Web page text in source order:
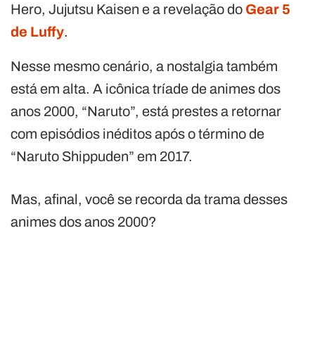
Hero, Jujutsu Kaisen e a revelação do Gear 5
de Luffy.
Nesse mesmo cenário, a nostalgia também
está em alta. A icônica tríade de animes dos
anos 2000, “Naruto”, está prestes a retornar
com episódios inéditos após o término de
“Naruto Shippuden” em 2017.
Mas, afinal, você se recorda da trama desses
animes dos anos 2000?